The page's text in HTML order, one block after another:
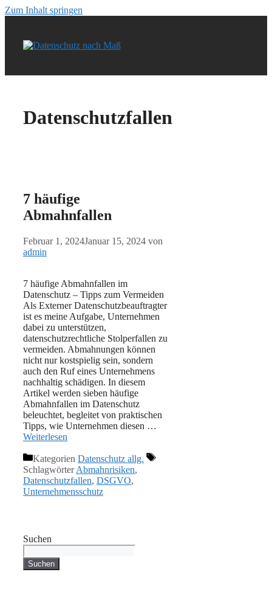
Zum Inhalt springen
Datenschutzfallen
7 häufige
Abmahnfallen
Februar 1, 2024Januar 15, 2024 von
admin
7 häufige Abmahnfallen im
Datenschutz – Tipps zum Vermeiden
Als Externer Datenschutzbeauftragter
ist es meine Aufgabe, Unternehmen
dabei zu unterstützen,
datenschutzrechtliche Stolperfallen zu
vermeiden. Abmahnungen können
nicht nur kostspielig sein, sondern
auch den Ruf eines Unternehmens
nachhaltig schädigen. In diesem
Artikel werden sieben häufige
Abmahnfallen im Datenschutz
beleuchtet, begleitet von praktischen
Tipps, wie Unternehmen diesen …
Weiterlesen
Kategorien Datenschutz allg.
SchlagwörterAbmahnrisiken,
Datenschutzfallen, DSGVO,
Unternehmensschutz
Suchen
Suchen